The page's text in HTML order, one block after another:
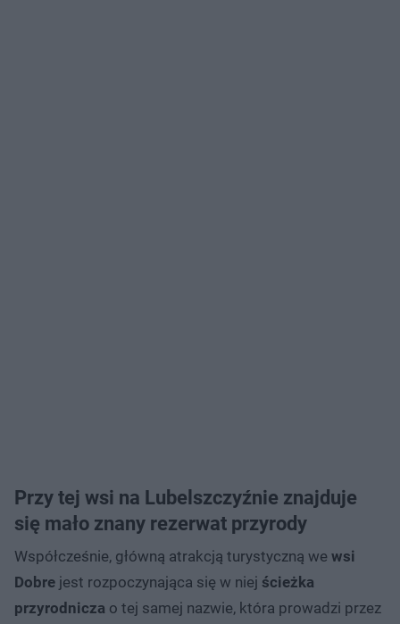
Przy tej wsi na Lubelszczyźnie znajduje
się mało znany rezerwat przyrody
Współcześnie, główną atrakcją turystyczną we wsi
Dobre jest rozpoczynająca się w niej ścieżka
przyrodnicza o tej samej nazwie, która prowadzi przez